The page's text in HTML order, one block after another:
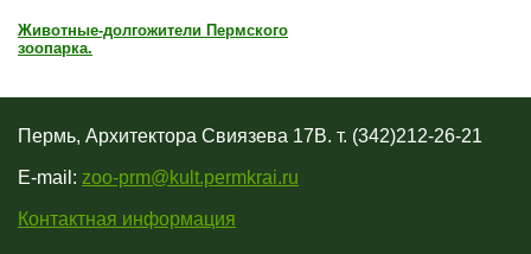
Животные-долгожители Пермского
зоопарка.
Пермь, Архитектора Свиязева 17В. т. (342)212-26-21
E-mail: zoo-prm@kult.permkrai.ru
Контактная информация